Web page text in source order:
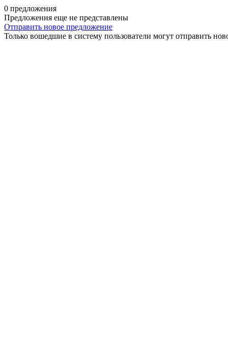
0 предложения
Предложения еще не представлены
Отправить новое предложение
Только вошедшие в систему пользователи могут отправить